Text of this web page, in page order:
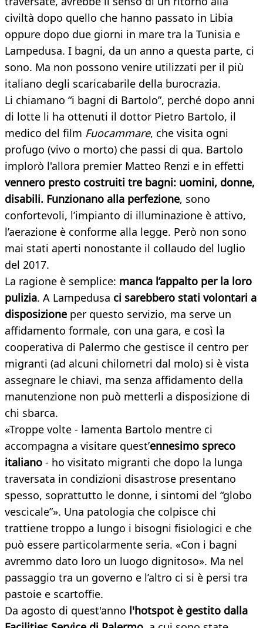
civiltà dopo quello che hanno passato in Libia
oppure dopo due giorni in mare tra la Tunisia e
Lampedusa. I bagni, da un anno a questa parte, ci
sono. Ma non possono venire utilizzati per il più
italiano degli scaricabarile della burocrazia.
Li chiamano “i bagni di Bartolo”, perché dopo anni
di lotte li ha ottenuti il dottor Pietro Bartolo, il
medico del film Fuocammare, che visita ogni
profugo (vivo o morto) che passi di qua. Bartolo
implorò l'allora premier Matteo Renzi e in effetti
vennero presto costruiti tre bagni: uomini, donne,
disabili. Funzionano alla perfezione, sono
confortevoli, l’impianto di illuminazione è attivo,
l’aerazione è conforme alla legge. Però non sono
mai stati aperti nonostante il collaudo del luglio
del 2017.
La ragione è semplice: manca l’appalto per la loro
pulizia. A Lampedusa ci sarebbero stati volontari a
disposizione per questo servizio, ma serve un
affidamento formale, con una gara, e così la
cooperativa di Palermo che gestisce il centro per
migranti (ad alcuni chilometri dal molo) si è vista
assegnare le chiavi, ma senza affidamento della
manutenzione non può metterli a disposizione di
chi sbarca.
«Troppe volte - lamenta Bartolo mentre ci
accompagna a visitare quest’ennesimo spreco
italiano - ho visitato migranti che dopo la lunga
traversata in condizioni disastrose presentano
spesso, soprattutto le donne, i sintomi del “globo
vescicale”». Una patologia che colpisce chi
trattiene troppo a lungo i bisogni fisiologici e che
può essere particolarmente seria. «Con i bagni
avremmo dato loro un luogo dignitoso». Ma nel
passaggio tra un governo e l’altro ci si è persi tra
pastoie e scartoffie.
Da agosto di quest'anno l'hotspot è gestito dalla